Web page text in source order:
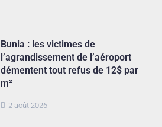
2 août 2026
Bunia : les victimes de
l’agrandissement de l’aéroport
démentent tout refus de 12$ par
m²